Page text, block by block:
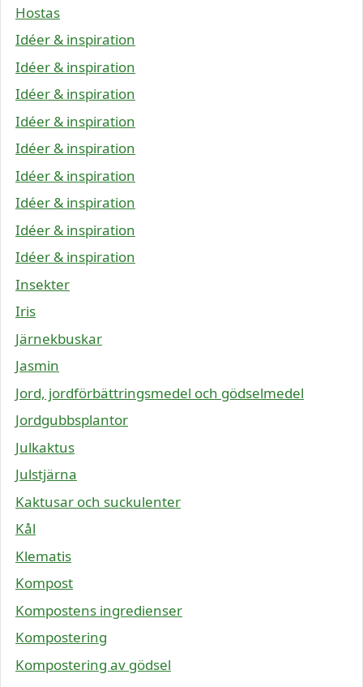
Hostas
Idéer & inspiration
Idéer & inspiration
Idéer & inspiration
Idéer & inspiration
Idéer & inspiration
Idéer & inspiration
Idéer & inspiration
Idéer & inspiration
Idéer & inspiration
Insekter
Iris
Järnekbuskar
Jasmin
Jord, jordförbättringsmedel och gödselmedel
Jordgubbsplantor
Julkaktus
Julstjärna
Kaktusar och suckulenter
Kål
Klematis
Kompost
Kompostens ingredienser
Kompostering
Kompostering av gödsel